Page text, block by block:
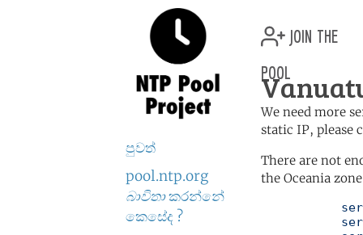
පුවත්
pool.ntp.org
බාවිතාකරන්නේ
කෙසේද ?
join the
pool
We need more
static IP, please
There are not
the Oceania